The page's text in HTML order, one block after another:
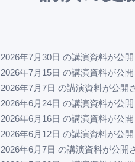
2026年7月30日 の講演資料が公開
2026年7月15日 の講演資料が公開
2026年7月7日 の講演資料が公開
2026年6月24日 の講演資料が公開
2026年6月16日 の講演資料が公開
2026年6月12日 の講演資料が公開
2026年6月7日 の講演資料が公開